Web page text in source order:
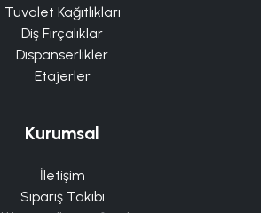
Tuvalet Kağıtlıkları
Diş Fırçalıklar
Dispanserlikler
Etajerler
Kurumsal
İletişim
Sipariş Takibi